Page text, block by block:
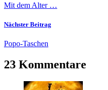
Mit dem Alter …
Nächster Beitrag
Popo-Taschen
23 Kommentare